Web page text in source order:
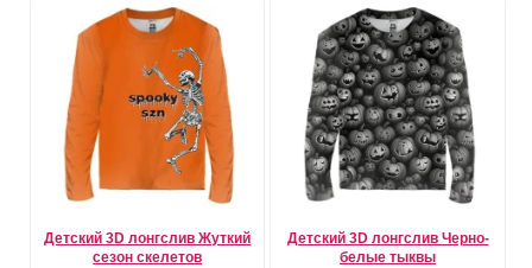
Детский 3D лонгслив Жуткий
сезон скелетов
Детский 3D лонгслив Черно-
белые тыквы